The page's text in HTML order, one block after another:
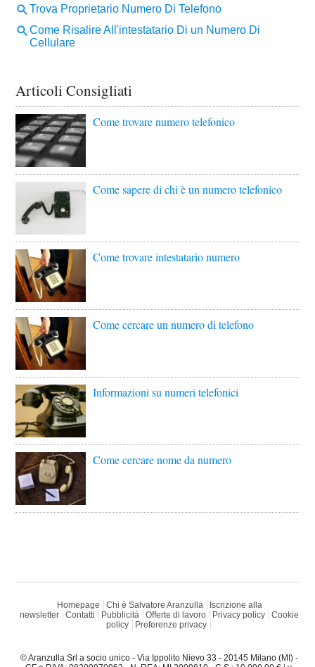
Articoli Consigliati
Come trovare numero telefonico
Come sapere di chi è un numero telefonico
Come trovare intestatario numero
Come cercare un numero di telefono
Informazioni su numeri telefonici
Come cercare nome da numero
Homepage Chi è Salvatore Aranzulla
Iscrizione alla
newsletter
Contatti Pubblicità Offerte di lavoro Privacy policy
Cookie
policy
Preferenze privacy
© Aranzulla Srl a socio unico - Via Ippolito Nievo 33 - 20145 Milano (MI) -